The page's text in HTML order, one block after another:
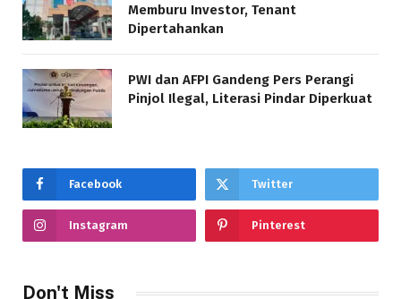
Memburu Investor, Tenant
Dipertahankan
PWI dan AFPI Gandeng Pers Perangi
Pinjol Ilegal, Literasi Pindar Diperkuat
Facebook Twitter
Instagram Pinterest
Don't Miss